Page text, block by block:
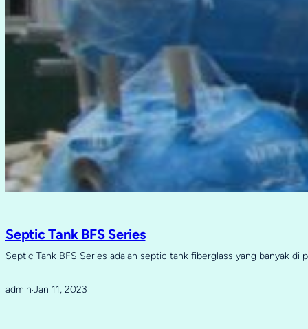
Septic Tank BFS Series
Septic Tank BFS Series adalah septic tank fiberglass yang banyak di
admin·Jan 11, 2023